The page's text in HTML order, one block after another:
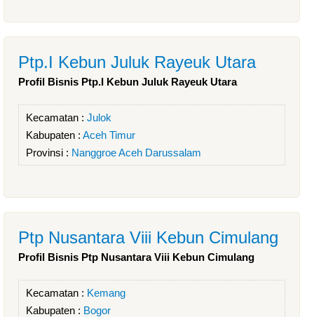
Ptp.I Kebun Juluk Rayeuk Utara
Profil Bisnis Ptp.I Kebun Juluk Rayeuk Utara
Kecamatan : Julok
Kabupaten : Aceh Timur
Provinsi : Nanggroe Aceh Darussalam
Ptp Nusantara Viii Kebun Cimulang
Profil Bisnis Ptp Nusantara Viii Kebun Cimulang
Kecamatan : Kemang
Kabupaten : Bogor